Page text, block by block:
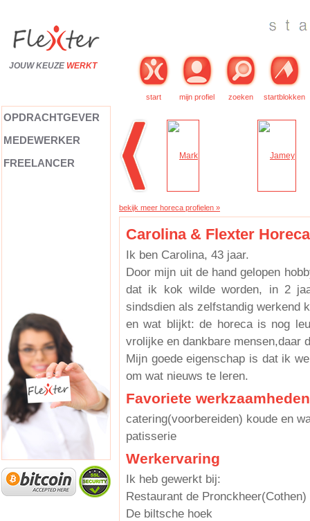
JOUW KEUZE WERKT
start mijn profiel zoeken startblokken
OPDRACHTGEVER
MEDEWERKER
FREELANCER
bekijk meer horeca profielen »
Carolina & Flexter Horeca
Ik ben Carolina, 43 jaar.
Door mijn uit de hand gelopen
dat ik kok wilde worden, in 2
sindsdien als zelfstandig werkend
en wat blijkt: de horeca is nog
vrolijke en dankbare mensen,daar
Mijn goede eigenschap is dat ik
om wat nieuws te leren.
Favoriete werkzaamheden
catering(voorbereiden) koude en
patisserie
Werkervaring
Ik heb gewerkt bij:
Restaurant de Pronckheer(Cothen)
De biltsche hoek